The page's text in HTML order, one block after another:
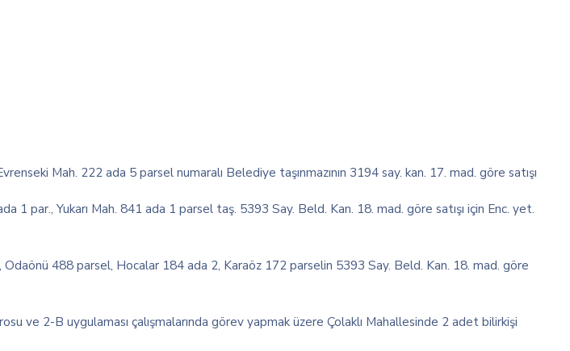
Mah. 222 ada 5 parsel numaralı Belediye taşınmazının 3194 say. kan. 17. mad. göre satışı
par., Yukarı Mah. 841 ada 1 parsel taş. 5393 Say. Beld. Kan. 18. mad. göre satışı için Enc. yet.
488 parsel, Hocalar 184 ada 2, Karaöz 172 parselin 5393 Say. Beld. Kan. 18. mad. göre
ve 2-B uygulaması çalışmalarında görev yapmak üzere Çolaklı Mahallesinde 2 adet bilirkişi